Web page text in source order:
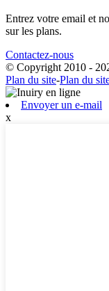
Entrez votre email et
sur les plans.
Contactez-nous
© Copyright 2010 -
Plan du site-Plan du
Envoyer un e-mail
x